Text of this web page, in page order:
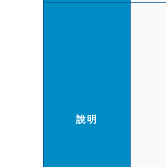
說明